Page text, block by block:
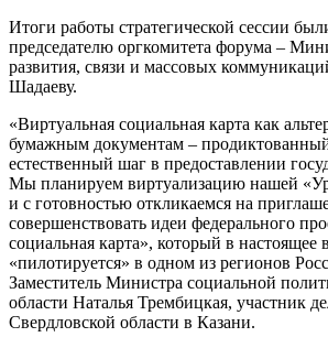
Итоги работы стратегической сессии
председателю оргкомитета форума –
развития, связи и массовых
Шадаеву.
«Виртуальная социальная карта как
бумажным документам –
естественный шаг в предоставлении
Мы планируем виртуализацию нашей
и с готовностью откликаемся на
совершенствовать идеи федерального
социальная карта», который в настоящее
«пилотируется» в одном из регионов
Заместитель Министра социальной
области Наталья Трембицкая, участник
Свердловской области в Казани.